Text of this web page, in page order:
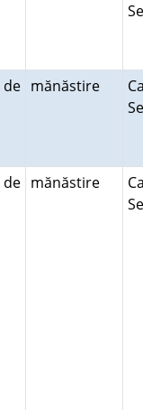
mănăstire
mănăstire